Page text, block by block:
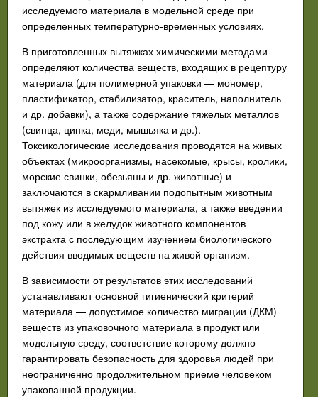
исследуемого материала в модельной среде при
определенных температурно-временных условиях.
В приготовленных вытяжках химическими методами
определяют количества веществ, входящих в рецептуру
материала (для полимерной упаковки — мономер,
пластификатор, стабилизатор, краситель, наполнитель
и др. добавки), а также содержание тяжелых металлов
(свинца, цинка, меди, мышьяка и др.).
Токсикологические исследования проводятся на живых
объектах (микроорганизмы, насекомые, крысы, кролики,
морские свинки, обезьяны и др. животные) и
заключаются в скармливании подопытным животным
вытяжек из исследуемого материала, а также введении
под кожу или в желудок животного компонентов
экстракта с последующим изучением биологического
действия вводимых веществ на живой организм.
В зависимости от результатов этих исследований
устанавливают основной гигиенический критерий
материала — допустимое количество миграции (ДКМ)
веществ из упаковочного материала в продукт или
модельную среду, соответствие которому должно
гарантировать безопасность для здоровья людей при
неограниченно продолжительном приеме человеком
упакованной продукции.